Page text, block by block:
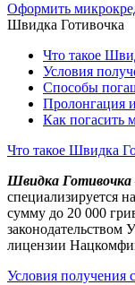
Оформить
Швидка Готивочка
Что такое
Условия
Способы
Пролонгация
Как погасить
Что такое Швидка
Швидка Готивочка
специализируется
сумму до 20 000
законодательством
лицензии
Условия получения